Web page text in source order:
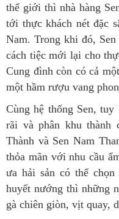
thế giới thì nhà hàng
tới thực khách nét đặc
Nam. Trong khi đó,
cách tiệc mới lại cho
Cung đình còn có cả
một hầm rượu vang
Cùng hệ thống Sen,
rãi và phân khu thành
Thành và Sen Nam
thỏa mãn với nhu cầu
ưa hải sản có thể
huyết nướng thì những
gà chiên giòn, vịt quay,